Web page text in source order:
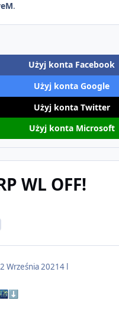
.
Użyj konta Facebook
Użyj konta Google
Użyj konta Twitter
Użyj konta Microsoft
WL OFF!
2 Września 20214 l
⬇️